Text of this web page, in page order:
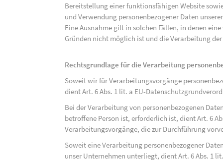
Bereitstellung einer funktionsfähigen Website
und Verwendung personenbezogener Daten
Eine Ausnahme gilt in solchen Fällen, in denen
Gründen nicht möglich ist und die Verarbeitung
Rechtsgrundlage für die Verarbeitung
Soweit wir für Verarbeitungsvorgänge
dient Art. 6 Abs. 1 lit. a EU-
Bei der Verarbeitung von personenbezogenen
betroffene Person ist, erforderlich ist, dient Art. 6
Verarbeitungsvorgänge, die zur Durchführung
Soweit eine Verarbeitung personenbezogener
unser Unternehmen unterliegt, dient Art. 6 Abs. 1